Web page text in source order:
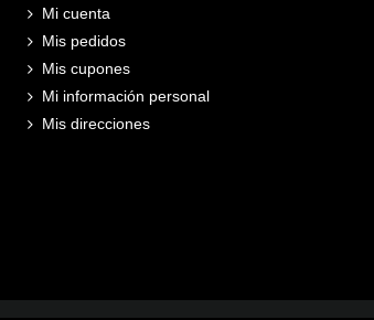
Mi cuenta
Mis pedidos
Mis cupones
Mi información personal
Mis direcciones